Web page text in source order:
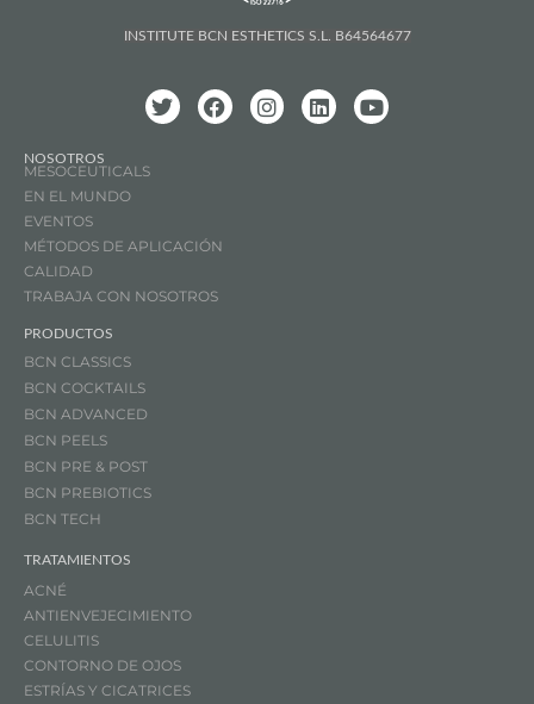
INSTITUTE BCN ESTHETICS S.L. B64564677
NOSOTROS
MESOCEUTICALS
EN EL MUNDO
EVENTOS
MÉTODOS DE APLICACIÓN
CALIDAD
TRABAJA CON NOSOTROS
PRODUCTOS
BCN CLASSICS
BCN COCKTAILS
BCN ADVANCED
BCN PEELS
BCN PRE & POST
BCN PREBIOTICS
BCN TECH
TRATAMIENTOS
ACNÉ
ANTIENVEJECIMIENTO
CELULITIS
CONTORNO DE OJOS
ESTRÍAS Y CICATRICES